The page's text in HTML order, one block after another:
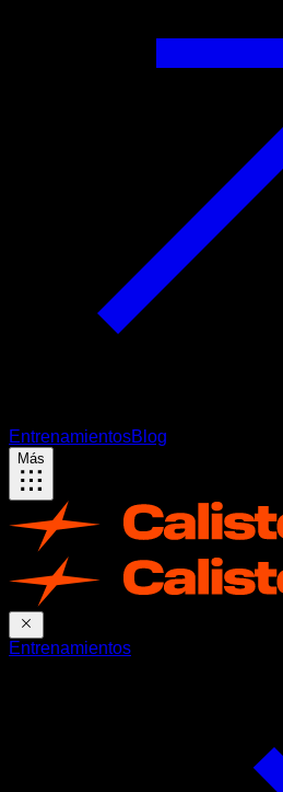
EntrenamientosBlog
Más
Entrenamientos